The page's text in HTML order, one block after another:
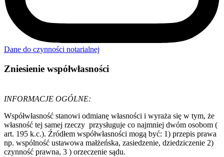
Dane do czynności notarialnej
Zniesienie współwłasności
INFORMACJE OGÓLNE:
Współwłasność stanowi odmianę własności i wyraża się w tym, że
własność tej samej rzeczy przysługuje co najmniej dwóm osobom (
art. 195 k.c.). Źródłem współwłasności mogą być: 1) przepis prawa
np. wspólność ustawowa małżeńska, zasiedzenie, dziedziczenie 2)
czynność prawna, 3 ) orzeczenie sądu.